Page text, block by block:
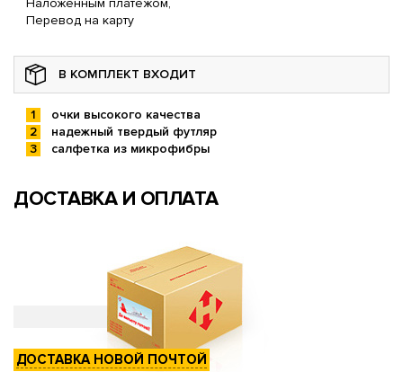
Перевод на карту
В КОМПЛЕКТ ВХОДИТ
очки высокого качества
надежный твердый футляр
салфетка из микрофибры
ДОСТАВКА И ОПЛАТА
ДОСТАВКА НОВОЙ ПОЧТОЙ